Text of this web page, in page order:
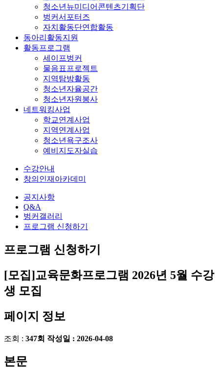
청소년뉴미디어콘텐츠기획단
벙커서포터즈
자치활동단연합활동
동아리활동지원
활동프로그램
세이프벙커
물음표프로젝트
지역탐방활동
청소년자율공간
청소년자원봉사
네트워킹사업
학교연계사업
지역연계사업
청소년욕구조사
예비지도자실습
수강안내
창의인재아카데미
공지사항
Q&A
벙커갤러리
프로그램 신청하기
프로그램 신청하기
[모집]교육문화프로그램 2026년 5월 수강
생 모집
페이지 정보
조회 : 347회 작성일 : 2026-04-08
본문